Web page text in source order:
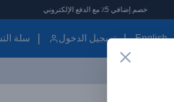
خصم إضافي 5٪ مع الدفع الإلكتروني
English تسجيل الدخول سلة